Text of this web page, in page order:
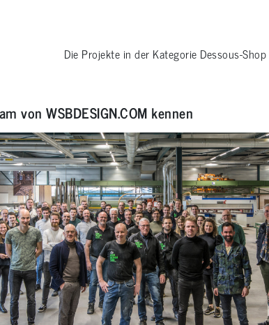
Die Projekte in der Kategorie Dessous-Shop
von WSBDESIGN.COM kennen